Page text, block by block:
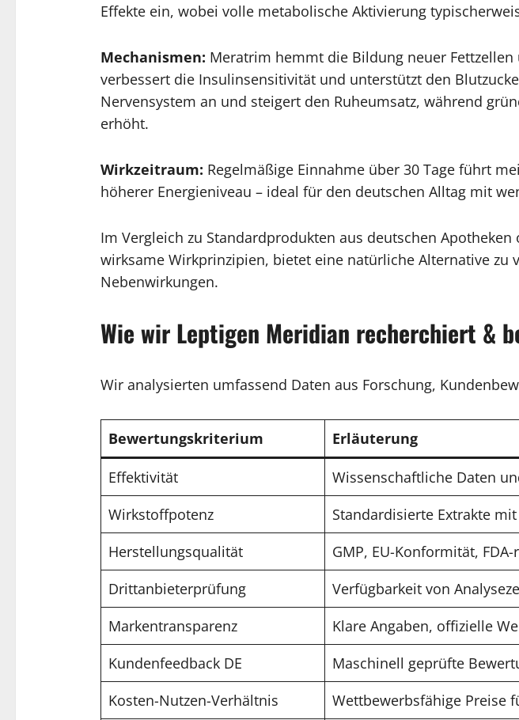
Effekte ein, wobei volle metabolische Aktivierung
Mechanismen: Meratrim hemmt die Bildung neuer
verbessert die Insulinsensitivität und unterstützt den
Nervensystem an und steigert den Ruheumsatz, während
erhöht.
Wirkzeitraum: Regelmäßige Einnahme über 30 Tage führt
höherer Energieniveau – ideal für den deutschen Alltag mit
Im Vergleich zu Standardprodukten aus deutschen
wirksame Wirkprinzipien, bietet eine natürliche Alternative
Nebenwirkungen.
Wie wir Leptigen Meridian recherchiert &
Wir analysierten umfassend Daten aus Forschung,
Bewertungskriterium Erläuterung
Effektivität Wissenschaftliche Daten
Wirkstoffpotenz
Standardisierte Extrakte
Herstellungsqualität
GMP, EU-Konformität,
Drittanbieterprüfung
Verfügbarkeit von
Markentransparenz
Klare Angaben, offizielle
Kundenfeedback DE
Maschinell geprüfte
Kosten-Nutzen-Verhältnis
Wettbewerbsfähige Preise